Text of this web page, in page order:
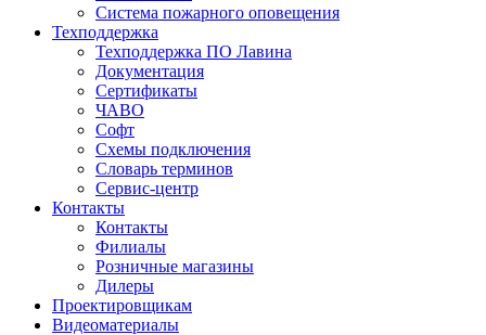
Система пожарного оповещения
Техподдержка
Техподдержка ПО Лавина
Документация
Сертификаты
ЧАВО
Софт
Схемы подключения
Словарь терминов
Сервис-центр
Контакты
Контакты
Филиалы
Розничные магазины
Дилеры
Проектировщикам
Видеоматериалы